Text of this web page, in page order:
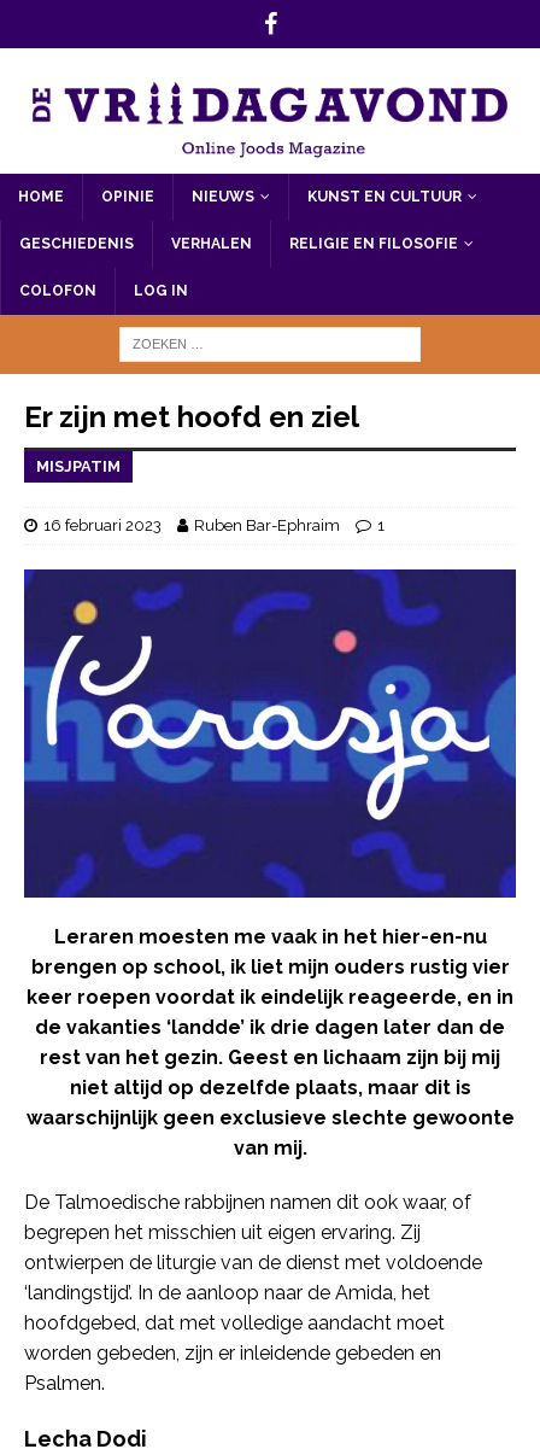
HOME OPINIE NIEUWS KUNST EN CULTUUR
GESCHIEDENIS VERHALEN RELIGIE EN FILOSOFIE
COLOFON LOG IN
Er zijn met hoofd en ziel
MISJPATIM
16 februari 2023 Ruben Bar-Ephraim 1
Leraren moesten me vaak in het hier-en-nu
brengen op school, ik liet mijn ouders rustig vier
keer roepen voordat ik eindelijk reageerde, en in
de vakanties ‘landde’ ik drie dagen later dan de
rest van het gezin. Geest en lichaam zijn bij mij
niet altijd op dezelfde plaats, maar dit is
waarschijnlijk geen exclusieve slechte gewoonte
van mij.
De Talmoedische rabbijnen namen dit ook waar, of
begrepen het misschien uit eigen ervaring. Zij
ontwierpen de liturgie van de dienst met voldoende
‘landingstijd’. In de aanloop naar de Amida, het
hoofdgebed, dat met volledige aandacht moet
worden gebeden, zijn er inleidende gebeden en
Psalmen.
Lecha Dodi